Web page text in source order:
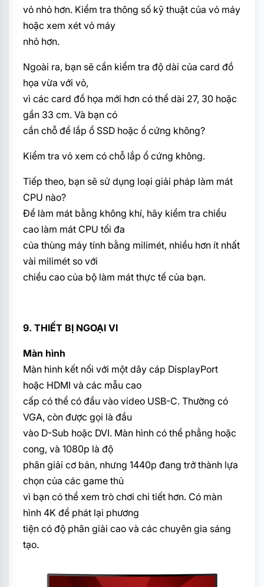
vỏ nhỏ hơn. Kiểm tra thông số kỹ thuật của vỏ máy
hoặc xem xét vỏ máy
nhỏ hơn.
Ngoài ra, bạn sẽ cần kiểm tra độ dài của card đồ
họa vừa với vỏ,
vì các card đồ họa mới hơn có thể dài 27, 30 hoặc
gần 33 cm. Và bạn có
cần chỗ để lắp ổ SSD hoặc ổ cứng không?
Kiểm tra vỏ xem có chỗ lắp ổ cứng không.
Tiếp theo, bạn sẽ sử dụng loại giải pháp làm mát
CPU nào?
Để làm mát bằng không khí, hãy kiểm tra chiều
cao làm mát CPU tối đa
của thùng máy tính bằng milimét, nhiều hơn ít nhất
vài milimét so với
chiều cao của bộ làm mát thực tế của bạn.
9. THIẾT BỊ NGOẠI VI
Màn hình
Màn hình kết nối với một dây cáp DisplayPort
hoặc HDMI và các mẫu cao
cấp có thể có đầu vào video USB-C. Thường có
VGA, còn được gọi là đầu
vào D-Sub hoặc DVI. Màn hình có thể phẳng hoặc
cong, và 1080p là độ
phân giải cơ bản, nhưng 1440p đang trở thành lựa
chọn của các game thủ
vì bạn có thể xem trò chơi chi tiết hơn. Có màn
hình 4K để phát lại phương
tiện có độ phân giải cao và các chuyên gia sáng
tạo.